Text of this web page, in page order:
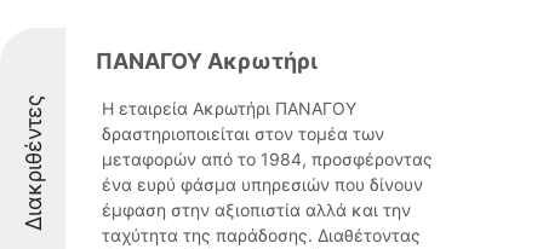
Διακριθέντες
ΠΑΝΑΓΟΥ Ακρωτήρι
Η εταιρεία Ακρωτήρι ΠΑΝΑΓΟΥ
δραστηριοποιείται στον τομέα των
μεταφορών από το 1984, προσφέροντας
ένα ευρύ φάσμα υπηρεσιών που δίνουν
έμφαση στην αξιοπιστία αλλά και την
ταχύτητα της παράδοσης. Διαθέτοντας